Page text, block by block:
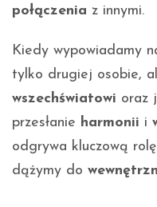
połączenia z innymi.
Kiedy wypowiadamy
tylko drugiej osobie,
wszechświatowi oraz
przesłanie harmonii i
odgrywa kluczową
dążymy do